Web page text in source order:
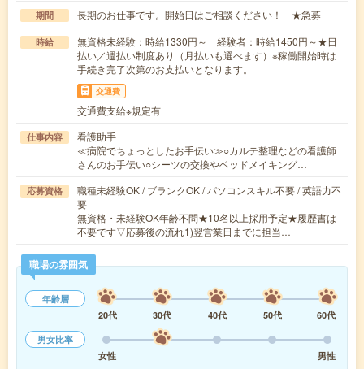
期間 長期のお仕事です。開始日はご相談ください！ ★急募
時給
無資格未経験：時給1330円～ 経験者：時給1450円～★日
払い／週払い制度あり（月払いも選べます）※稼働開始時は
手続き完了次第のお支払いとなります。
交通費
交通費支給※規定有
仕事内容
看護助手
≪病院でちょっとしたお手伝い≫○カルテ整理などの看護師
さんのお手伝い○シーツの交換やベッドメイキング…
応募資格
職種未経験OK / ブランクOK / パソコンスキル不要 / 英語力不
要
無資格・未経験OK年齢不問★10名以上採用予定★履歴書は
不要です▽応募後の流れ1)翌営業日までに担当…
職場の雰囲気
年齢層
20代
30代 40代 50代
60代
男女比率
女性
男性